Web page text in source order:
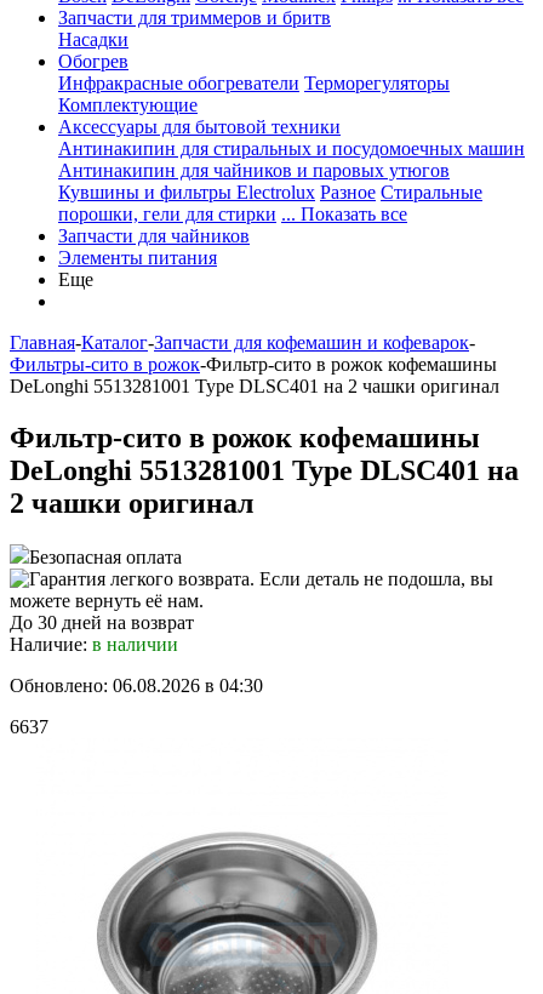
Запчасти для триммеров и бритв
Насадки
Обогрев
Инфракрасные обогреватели Терморегуляторы
Комплектующие
Аксессуары для бытовой техники
Антинакипин для стиральных и посудомоечных машин
Антинакипин для чайников и паровых утюгов
Кувшины и фильтры Electrolux Разное Стиральные
порошки, гели для стирки ... Показать все
Запчасти для чайников
Элементы питания
Еще
Главная-Каталог-Запчасти для кофемашин и кофеварок-
Фильтры-сито в рожок-Фильтр-сито в рожок кофемашины
DeLonghi 5513281001 Type DLSC401 на 2 чашки оригинал
Фильтр-сито в рожок кофемашины
DeLonghi 5513281001 Type DLSC401 на
2 чашки оригинал
Безопасная оплата
До 30 дней на возврат
Наличие: в наличии
Обновлено: 06.08.2026 в 04:30
6637